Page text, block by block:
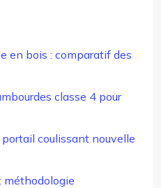
en bois : comparatif des
classe 4 pour
coulissant nouvelle
méthodologie